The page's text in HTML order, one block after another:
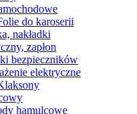
do karoserii
nakładki
zapłon
bezpieczników
elektryczne
hamulcowe